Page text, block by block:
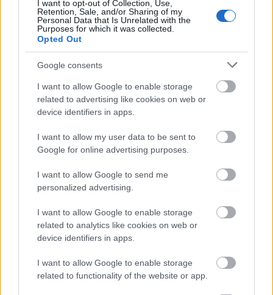
I want to opt-out of Collection, Use,
Retention, Sale, and/or Sharing of my
Personal Data that Is Unrelated with the
Purposes for which it was collected.
Opted Out
Google consents
I want to allow Google to enable storage
related to advertising like cookies on web or
device identifiers in apps.
I want to allow my user data to be sent to
Google for online advertising purposes.
I want to allow Google to send me
personalized advertising.
I want to allow Google to enable storage
related to analytics like cookies on web or
device identifiers in apps.
I want to allow Google to enable storage
related to functionality of the website or app.
Mini Bar
Θέρμανση
Ψυγείο
Δωμάτια για άτομα με ειδικές ανάγκες
Κλειστή Πισίνα
Jacuzzi στην πισίνα